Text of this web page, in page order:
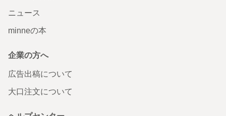
ニュース
minneの本
企業の方へ
広告出稿について
大口注文について